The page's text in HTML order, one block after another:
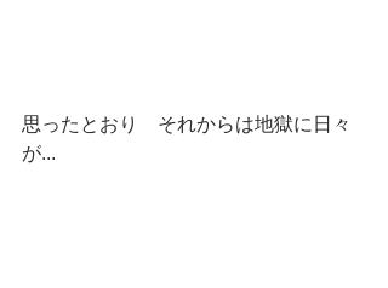
思ったとおり　それからは地獄に日々
が...